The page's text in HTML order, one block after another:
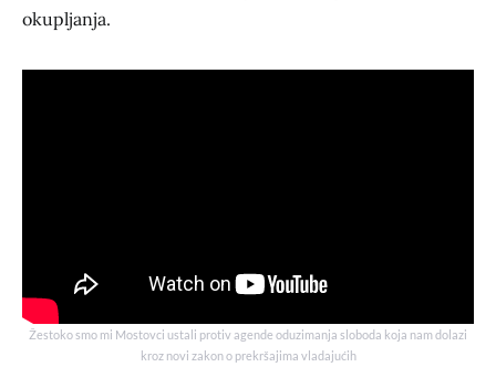
okupljanja.
Žestoko smo mi Mostovci ustali protiv agende oduzimanja sloboda koja nam dolazi
kroz novi zakon o prekršajima vladajućih